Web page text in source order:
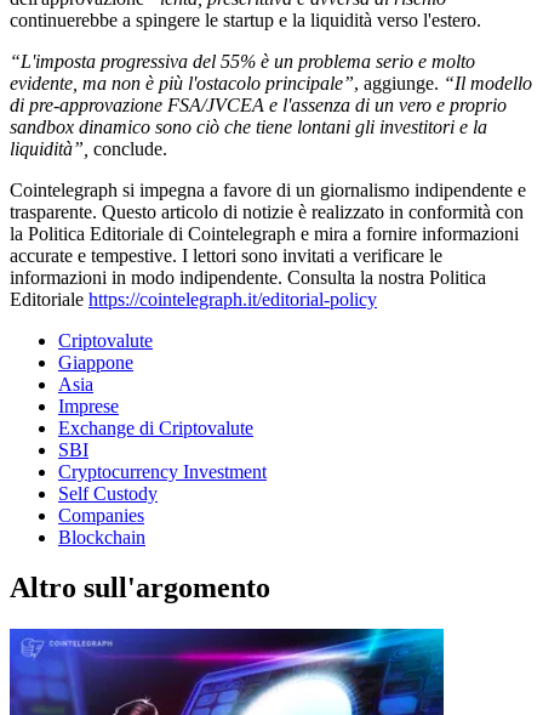
continuerebbe a spingere le startup e la liquidità verso l'estero.
“L'imposta progressiva del 55% è un problema serio e molto
evidente, ma non è più l'ostacolo principale”, aggiunge. “Il modello
di pre-approvazione FSA/JVCEA e l'assenza di un vero e proprio
sandbox dinamico sono ciò che tiene lontani gli investitori e la
liquidità”, conclude.
Cointelegraph si impegna a favore di un giornalismo indipendente e
trasparente. Questo articolo di notizie è realizzato in conformità con
la Politica Editoriale di Cointelegraph e mira a fornire informazioni
accurate e tempestive. I lettori sono invitati a verificare le
informazioni in modo indipendente. Consulta la nostra Politica
Editoriale https://cointelegraph.it/editorial-policy
Criptovalute
Giappone
Asia
Imprese
Exchange di Criptovalute
SBI
Cryptocurrency Investment
Self Custody
Companies
Blockchain
Altro sull'argomento